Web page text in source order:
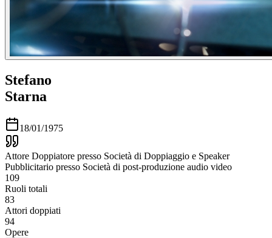
Stefano
Starna
18/01/1975
Attore Doppiatore presso Società di Doppiaggio e Speaker
Pubblicitario presso Società di post-produzione audio video
109
Ruoli totali
83
Attori doppiati
94
Opere